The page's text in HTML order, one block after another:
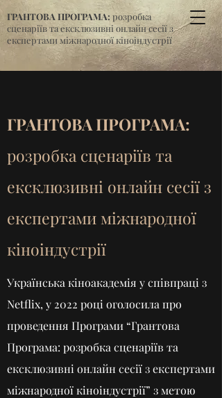
ГРАНТОВА ПРОГРАМА: розробка
сценаріїв та ексклюзивні онлайн сесії з
експертами міжнародної кіноіндустрії
ГРАНТОВА ПРОГРАМА:
розробка сценаріїв та
ексклюзивні онлайн сесії з
експертами міжнародної
кіноіндустрії
Українська кіноакадемія у співпраці з
Netflix, у 2022 році оголосила про
проведення Програми “Грантова
Програма: розробка сценаріїв та
ексклюзивні онлайн сесії з експертами
міжнародної кіноіндустрії” з метою